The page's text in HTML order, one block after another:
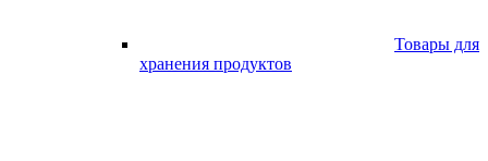
Товары для
хранения продуктов